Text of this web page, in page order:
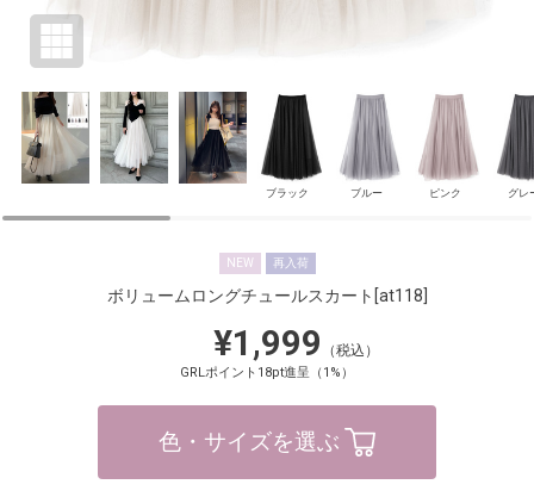
ブラック ブルー ピンク グレ
NEW 再入荷
ボリュームロングチュールスカート [at118]
¥1,999 （税込）
GRLポイント18pt進呈（1%）
色・サイズを選ぶ